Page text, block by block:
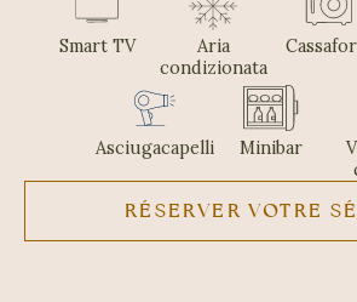
Smart TV
Aria
condizionata
Asciugacapelli Minibar
RÉSERVER VOTRE